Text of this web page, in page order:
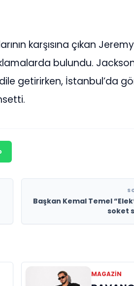
karşısına çıkan
bulundu.
getirirken, İstanbul’da
Başkan Kemal Temel
soket
MAGAZIN